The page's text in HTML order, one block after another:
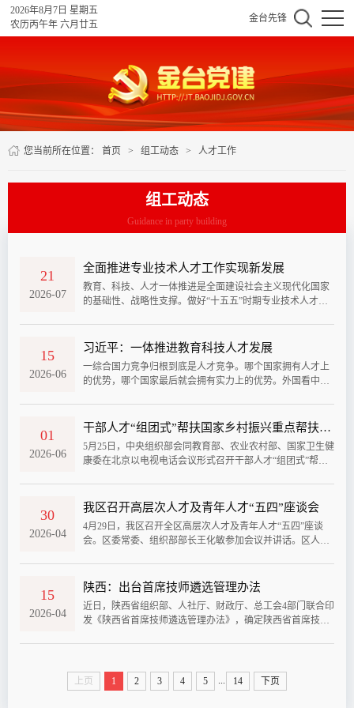
2026年8月7日 星期五
农历丙午年 六月廿五
金台先锋
您当前所在位置： 首页 > 组工动态 > 人才工作
组工动态
Guidance in party building
21
2026-07
全面推进专业技术人才工作实现新发展
教育、科技、人才一体推进是全面建设社会主义现代化国家
的基础性、战略性支撑。做好“十五五”时期专业技术人才工
党管人才原则，坚持教育科技人才一体推进，全面落实《人
开创专业技术人才工作新局面，为以中国式现代化全面推进
强国建设、民族复兴伟业提供有...
15
2026-06
习近平：一体推进教育科技人才发展
​一综合国力竞争归根到底是人才竞争。哪个国家拥有人才上
的优势，哪个国家最后就会拥有实力上的优势。外国看中国
新发展之路，首先要重视集聚创新人才。（2012年12月7日至
是创新活动中最为活跃、最为积极的因素。要把科技创新搞
上去，就必须建设一支规模宏大、...
01
2026-06
干部人才“组团式”帮扶国家乡村振兴重点帮扶县工作推进会在京召开
5月25日，中央组织部会同教育部、农业农村部、国家卫生健
康委在北京以电视电话会议形式召开干部人才“组团式”帮扶
村全面振兴的重要论述，认真落实中央农村工作会议部署和
乡村振兴重点帮扶县工作成效，对着眼开展常态化帮扶、推
动“组团式”帮扶工作高质量发...
30
2026-04
我区召开高层次人才及青年人才“五四”座谈会
4月29日，我区召开全区高层次人才及青年人才“五四”座谈
会。区委常委、组织部部长王化敏参加会议并讲话。区人大
杂八得食品有限公司、西北钛镍新材料有限公司、蟠龙高新
项目、金台区职教中心、西府老街民俗园区等点位实地观
摩。每到一处，代表们都认真听取项...
15
2026-04
陕西：出台首席技师遴选管理办法
近日，陕西省组织部、人社厅、财政厅、总工会4部门联合印
发《陕西省首席技师遴选管理办法》，确定陕西省首席技师
道德、高超技能水平、丰富实践经验、突出业绩贡献，经推
荐、评审等程序认定的拔尖技能人才。遴选管理向优秀高技
上页 1 2 3 4 5 14 下页